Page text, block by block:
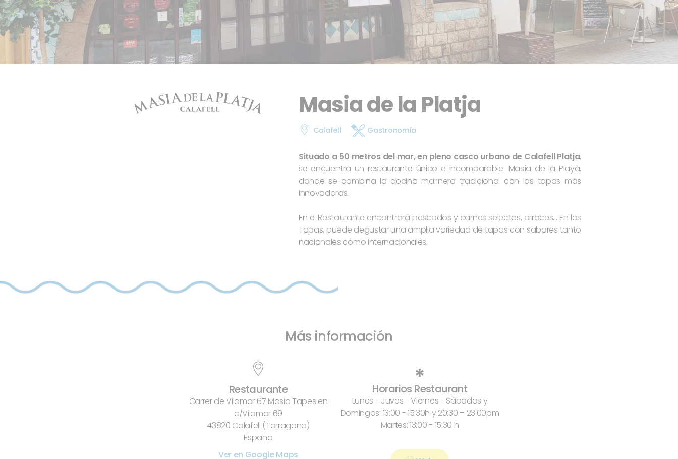
Masia de la Platja
Calafell Gastronomía
Situado a 50 metros del mar, en pleno casco urbano de Calafell Platja,
se encuentra un restaurante único e incomparable: Masía de la Playa,
donde se combina la cocina marinera tradicional con las tapas más
innovadoras.
En el Restaurante encontrará pescados y carnes selectas, arroces… En las
Tapas, puede degustar una amplia variedad de tapas con sabores tanto
nacionales como internacionales.
Más información
Restaurante
Carrer de Vilamar 67 Masia Tapes en
c/Vilamar 69
43820 Calafell (Tarragona)
España
Ver en Google Maps
*
Horarios Restaurant
Lunes - Juves - Viernes - Sábados y
Domingos: 13:00 - 15:30h y 20:30 – 23:00pm
Martes: 13:00 - 15:30 h